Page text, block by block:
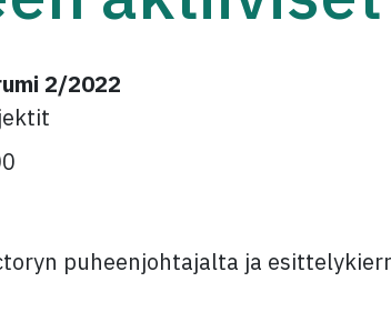
2/2022
puheenjohtajalta ja